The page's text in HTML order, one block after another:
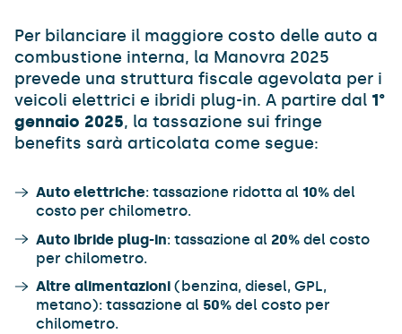
Per bilanciare il maggiore costo delle auto a
combustione interna, la Manovra 2025
prevede una struttura fiscale agevolata per i
veicoli elettrici e ibridi plug-in. A partire dal 1°
gennaio 2025, la tassazione sui fringe
benefits sarà articolata come segue:
Auto elettriche: tassazione ridotta al 10% del
costo per chilometro.
Auto ibride plug-in: tassazione al 20% del costo
per chilometro.
Altre alimentazioni (benzina, diesel, GPL,
metano): tassazione al 50% del costo per
chilometro.